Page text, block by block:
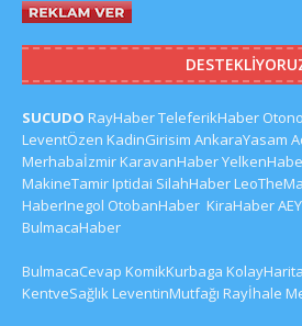
SUCUDO RayHaberTeleferikHaber
LeventÖzen KadinGirisim AnkaraYasam
MerhabaİzmirKaravanHaber
MakineTamirIptidai SilahHaber
HaberInegol OtobanHaber KiraHaberAEY
BulmacaHaber
BulmacaCevap KomikKurbaga KolayHarita
KentveSağlıkLeventinMutfağı Rayİhale